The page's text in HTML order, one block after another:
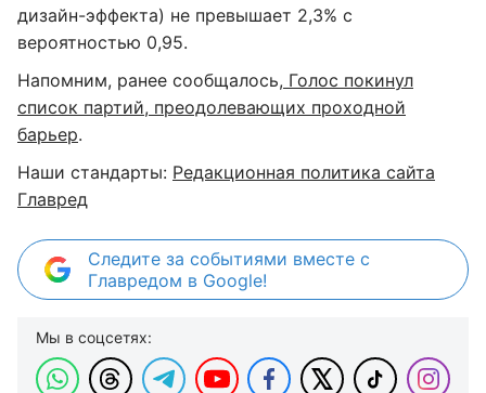
дизайн-эффекта) не превышает 2,3% с
вероятностью 0,95.
Напомним, ранее сообщалось, Голос покинул
список партий, преодолевающих проходной
барьер.
Наши стандарты: Редакционная политика сайта
Главред
Следите за событиями вместе с
Главредом в Google!
Мы в соцсетях: